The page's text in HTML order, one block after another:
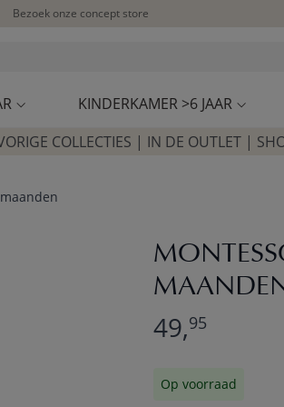
Bezoek onze concept store
KINDERKAMER >6 JAAR
COLLECTIES | IN DE OUTLET |
49,95
Op voorraad